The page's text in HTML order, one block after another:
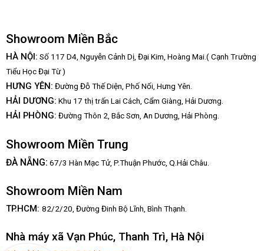
Showroom Miền Bắc
HÀ NỘI: Số 117 D4, Nguyễn Cảnh Dị, Đại Kim, Hoàng Mai.( Cạnh Trường
Tiểu Học Đại Từ )
HƯNG YÊN: Đường Đỗ Thế Diện, Phố Nối, Hưng Yên.
HẢI DƯƠNG: Khu 17 thị trấn Lai Cách, Cẩm Giàng, Hải Dương.
HẢI PHÒNG: Đường Thôn 2, Bắc Sơn, An Dương, Hải Phòng.
Showroom Miền Trung
ĐÀ NẴNG: 67/3 Hàn Mạc Tử, P.Thuận Phước, Q.Hải Châu.
Showroom Miền Nam
TP.HCM: 82/2/20, Đường Đinh Bộ Lĩnh, Bình Thạnh.
Nhà máy xã Vạn Phúc, Thanh Trì, Hà Nội